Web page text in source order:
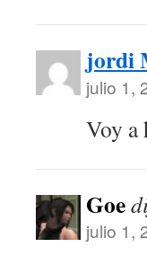
jordi
julio 1,
Voy a
Goe
julio 1,